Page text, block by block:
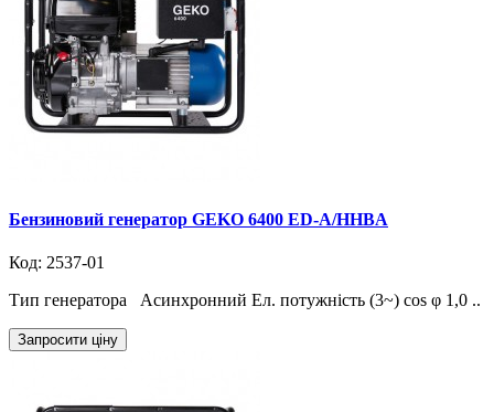
Бензиновий генератор GEKO 6400 ED-A/HHBA
Код: 2537-01
Тип генератора Асинхронний Ел. потужність (3~) cos φ 1,0 ..
Запросити ціну